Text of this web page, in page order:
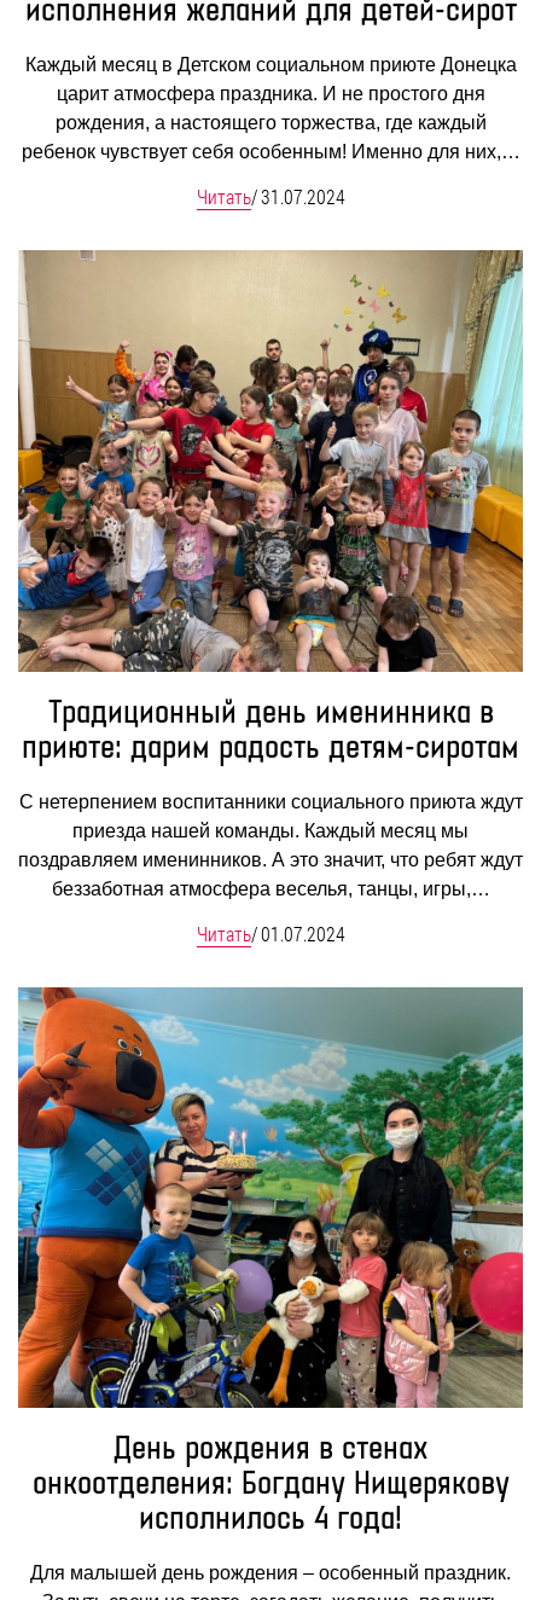
исполнения желаний для детей-сирот
Каждый месяц в Детском социальном приюте Донецка
царит атмосфера праздника. И не простого дня
рождения, а настоящего торжества, где каждый
ребенок чувствует себя особенным! Именно для них,…
Читать/31.07.2024
Традиционный день именинника в
приюте: дарим радость детям-сиротам
С нетерпением воспитанники социального приюта ждут
приезда нашей команды. Каждый месяц мы
поздравляем именинников. А это значит, что ребят ждут
беззаботная атмосфера веселья, танцы, игры,…
Читать/01.07.2024
День рождения в стенах
онкоотделения: Богдану Нищерякову
исполнилось 4 года!
Для малышей день рождения – особенный праздник.